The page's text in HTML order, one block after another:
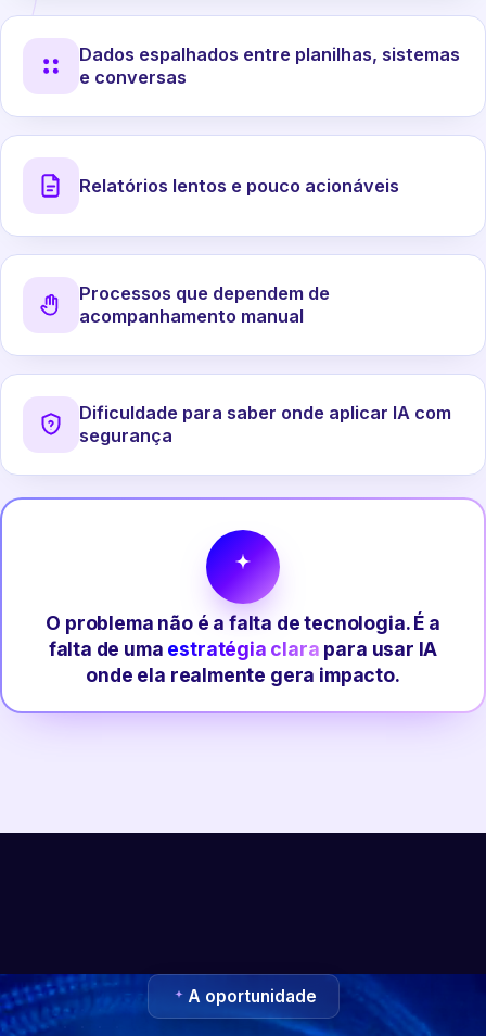
Dados espalhados entre planilhas, sistemas
e conversas
Relatórios lentos e pouco acionáveis
Processos que dependem de
acompanhamento manual
Dificuldade para saber onde aplicar IA com
segurança
O problema não é a falta de tecnologia. É a
falta de uma estratégia clara para usar IA
onde ela realmente gera impacto.
A oportunidade